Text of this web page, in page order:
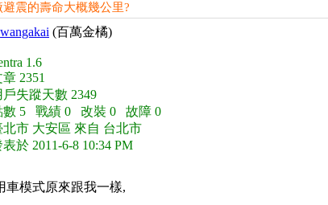
避震的壽命大概幾公里?
wangakai (百萬金橘)
1.6
2351
戶失蹤天數 2349
數 5 戰績 0 改裝 0 故障 0
北市 大安區 來自 台北市
表於 2011-6-8 10:34 PM
車模式原來跟我一樣,